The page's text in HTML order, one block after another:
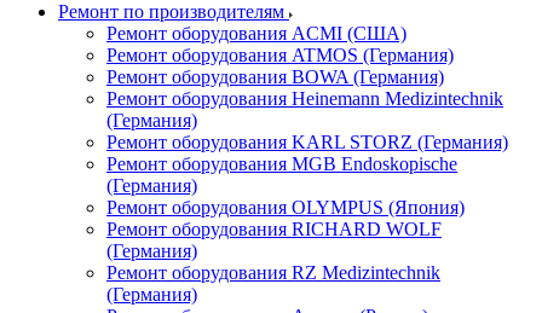
Ремонт по производителям
Ремонт оборудования ACMI (США)
Ремонт оборудования ATMOS (Германия)
Ремонт оборудования BOWA (Германия)
Ремонт оборудования Heinemann Medizintechnik
(Германия)
Ремонт оборудования KARL STORZ (Германия)
Ремонт оборудования MGB Endoskopische
(Германия)
Ремонт оборудования OLYMPUS (Япония)
Ремонт оборудования RICHARD WOLF
(Германия)
Ремонт оборудования RZ Medizintechnik
(Германия)